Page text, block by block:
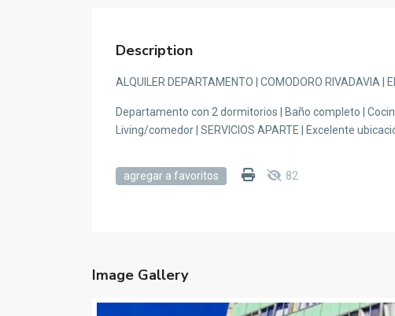
Description
ALQUILER DEPARTAMENTO | COMODORO RIVADAVIA |
Departamento con 2 dormitorios | Baño completo |
Living/comedor | SERVICIOS APARTE | Excelente
agregar a favoritos 82
Image Gallery